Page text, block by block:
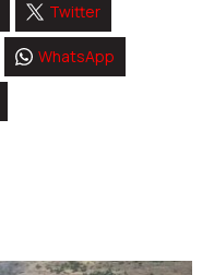
Twitter
WhatsApp